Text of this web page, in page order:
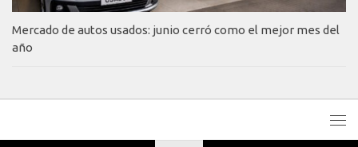
Mercado de autos usados: junio cerró como el mejor mes del
año